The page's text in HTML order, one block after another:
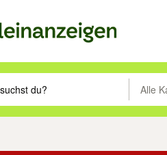
eingeben. Eingabetaste drückenAlle